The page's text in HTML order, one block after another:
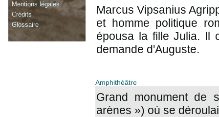
Marcus Vipsanius
et homme politique
épousa la fille Julia. Il
demande d'Auguste.
Amphithéâtre
Grand monument de
arènes ») où se
Mentions légales
Crédits
Glossaire